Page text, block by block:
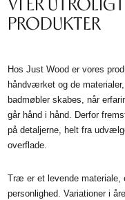
PRODUKTER
Hos Just Wood er vores
håndværket og de
badmøbler skabes, når
går hånd i hånd. Derfor
på detaljerne, helt fra
overflade.
Træ er et levende materiale,
personlighed. Variationer i